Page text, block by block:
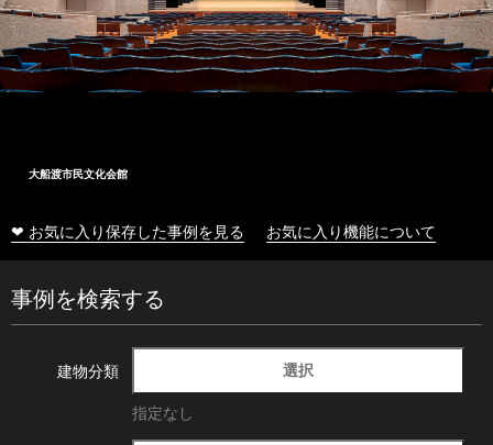
大船渡市民文化会館
❤ お気に入り保存した事例を見る お気に入り機能について
事例を検索する
建物分類 選択
指定なし